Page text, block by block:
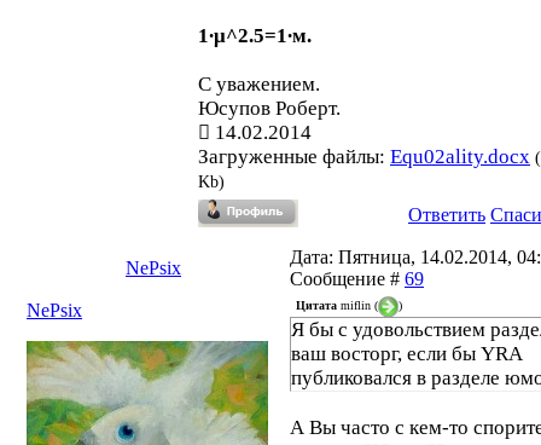
1∙μ^2.5=1∙м.
С уважением.
Юсупов Роберт.
14.02.2014
Загруженные файлы: Equ02ality.docx
Kb)
Ответить
NePsix
Дата: Пятница, 14.02.2014,
Сообщение # 69
NePsix
Цитата miflin ( )
Я бы с удовольствием
ваш восторг, если бы YRA
публиковался в разделе
А Вы часто с кем-то